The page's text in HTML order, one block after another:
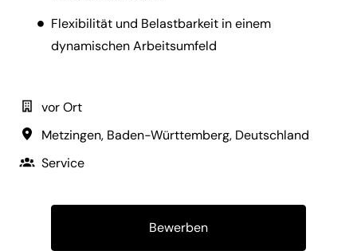
Flexibilität und Belastbarkeit in einem
dynamischen Arbeitsumfeld
vor Ort
Metzingen, Baden-Württemberg, Deutschland
Service
Bewerben